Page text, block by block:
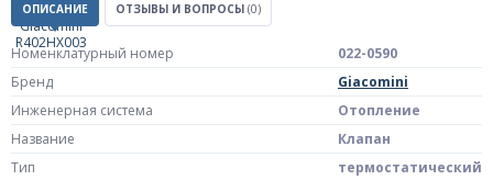
ОПИСАНИЕ ОТЗЫВЫ И ВОПРОСЫ (0)
Номенклатурный номер
022-0590
Бренд
Giacomini
Инженерная система
Отопление
Название
Клапан
Тип
термостатический